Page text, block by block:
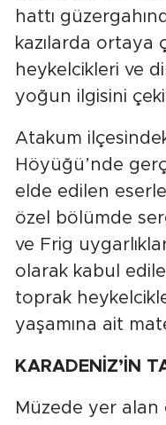
hattı
kazılarda ortaya
heykelcikleri ve
yoğun ilgisini
Atakum
Höyüğü’nde
elde edilen
özel bölümde
ve Frig
olarak kabul
toprak
yaşamına ait
KARADENİZ’İN
Müzede yer alan